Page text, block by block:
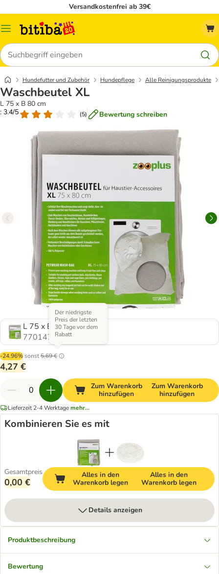
Versandkostenfrei ab 39€
Menü
Suchen
Hundefutter und Zubehör Hundepflege Alle Reinigungsprodukte
Waschbeutel XL
L 75 x B 80 cm
: 3.4/5
(5) Bewertung schreiben
L 75 x B 80 cm
770147.0
-24.96%sonst5,69 €
Der niedrigste
Preis der letzten
30 Tage vor dem
Rabatt
4,27 €
Zum Warenkorb
hinzufügen
Zum Warenkorb
hinzufügen
Lieferzeit 2-4 Werktagemehr...
Kombinieren Sie es mit
Gesamtpreis
0,00 €
Alles in den
Warenkorb legen
Alles in den
Warenkorb legen
Details anzeigen
Produktbeschreibung
Bewertung